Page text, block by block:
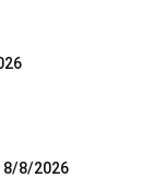
8/8/2026